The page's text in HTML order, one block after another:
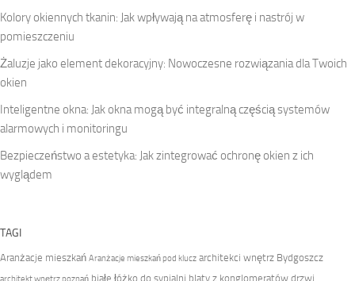
Kolory okiennych tkanin: Jak wpływają na atmosferę i nastrój w
pomieszczeniu
Żaluzje jako element dekoracyjny: Nowoczesne rozwiązania dla Twoich
okien
Inteligentne okna: Jak okna mogą być integralną częścią systemów
alarmowych i monitoringu
Bezpieczeństwo a estetyka: Jak zintegrować ochronę okien z ich
wyglądem
TAGI
Aranżacje mieszkań Aranżacje mieszkań pod klucz architekci wnętrz Bydgoszcz
białe łóżko do sypialni blaty z konglomeratów drzwi